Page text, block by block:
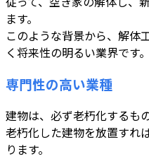
ます。
このような背景から、解体
く将来性の明るい業界です。
専門性の高い業種
建物は、必ず老朽化するもの
老朽化した建物を放置すれ
ります。